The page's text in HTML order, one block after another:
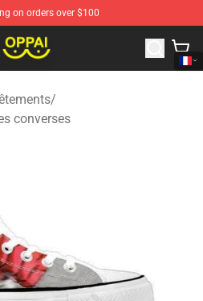
on orders over $100
Merchandise Shop
/
converses